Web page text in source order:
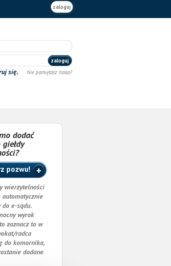
zaloguj
zaloguj
się. Nie pamiętasz hasła?
dodać
pozwu!
wierzytelności
e-sądu.
wyrok
zaznacz to w
radca
do komornika,
dodane